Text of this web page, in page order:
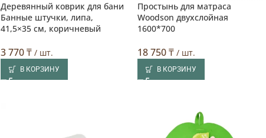
Деревянный коврик для бани
Банные штучки, липа,
41,5×35 см, коричневый
3 770₸ / шт.
В КОРЗИНУ
Простынь для матраса
Woodson двухслойная
1600*700
18 750₸ / шт.
В КОРЗИНУ